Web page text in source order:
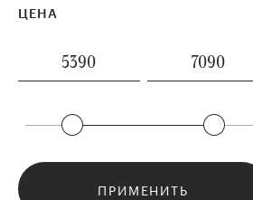
ЦЕНА
ПРИМЕНИТЬ